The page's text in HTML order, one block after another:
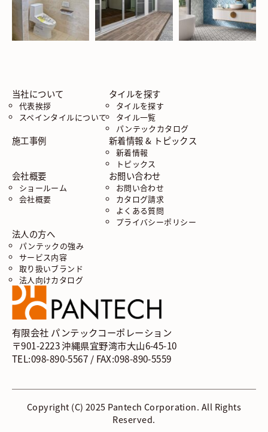
当社について
代表挨拶
スペインタイルについて
タイルを探す
タイルを探す
タイル一覧
パンテックカタログ
施工事例 新着情報 & トピックス
新着情報
トピックス
会社概要
ショールーム
会社概要
お問い合わせ
お問い合わせ
カタログ請求
よくある質問
プライバシーポリシー
法人の方へ
パンテックの強み
サービス内容
取り扱いブランド
法人向けカタログ
有限会社 パンテックコーポレーション
〒901-2223 沖縄県宜野湾市大山6-45-10
TEL:098-890-5567 / FAX:098-890-5559
Copyright (C) 2025 Pantech Corporation. All Rights
Reserved.